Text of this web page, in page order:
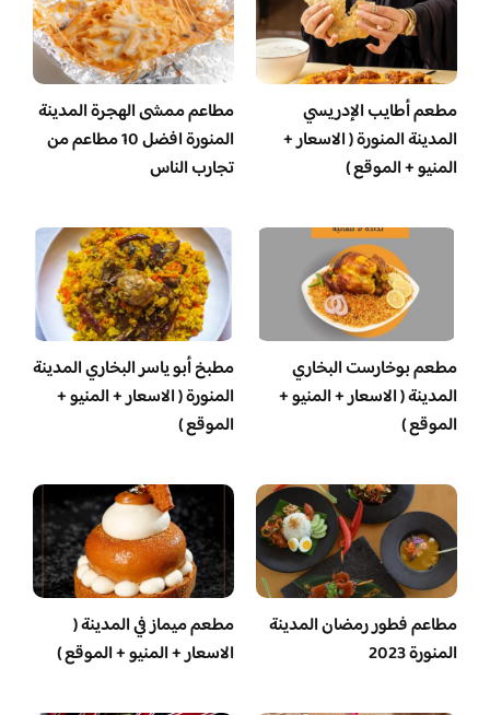
مطعم أطايب الإدريسي
المدينة المنورة ( الاسعار +
المنيو + الموقع )
مطاعم ممشى الهجرة المدينة
المنورة افضل 10 مطاعم من
تجارب الناس
مطعم بوخارست البخاري
المدينة ( الاسعار + المنيو +
الموقع )
مطبخ أبو ياسر البخاري المدينة
المنورة ( الاسعار + المنيو +
الموقع )
مطاعم فطور رمضان المدينة
المنورة 2023
مطعم ميماز في المدينة (
الاسعار + المنيو + الموقع )